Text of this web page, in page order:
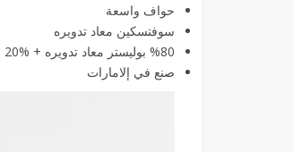
حواف واسعة
‏سوفتسكين معاد تدويره
%80 بوليستر معاد تدويره + %20 إيلاستن معاد تدويره
صنع في إلامارات